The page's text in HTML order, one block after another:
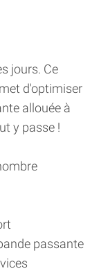
jours. Ce
d'optimiser
allouée à
y passe !
passante